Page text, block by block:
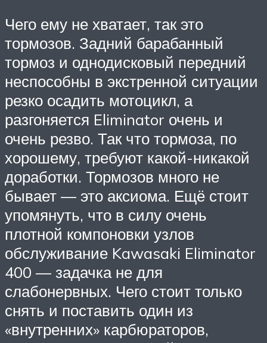
Чего ему не хватает, так это
тормозов. Задний барабанный
тормоз и однодисковый передний
неспособны в экстренной ситуации
резко осадить мотоцикл, а
разгоняется Eliminator очень и
очень резво. Так что тормоза, по
хорошему, требуют какой-никакой
доработки. Тормозов много не
бывает — это аксиома. Ещё стоит
упомянуть, что в силу очень
плотной компоновки узлов
обслуживание Kawasaki Eliminator
400 — задачка не для
слабонервных. Чего стоит только
снять и поставить один из
«внутренних» карбюраторов,